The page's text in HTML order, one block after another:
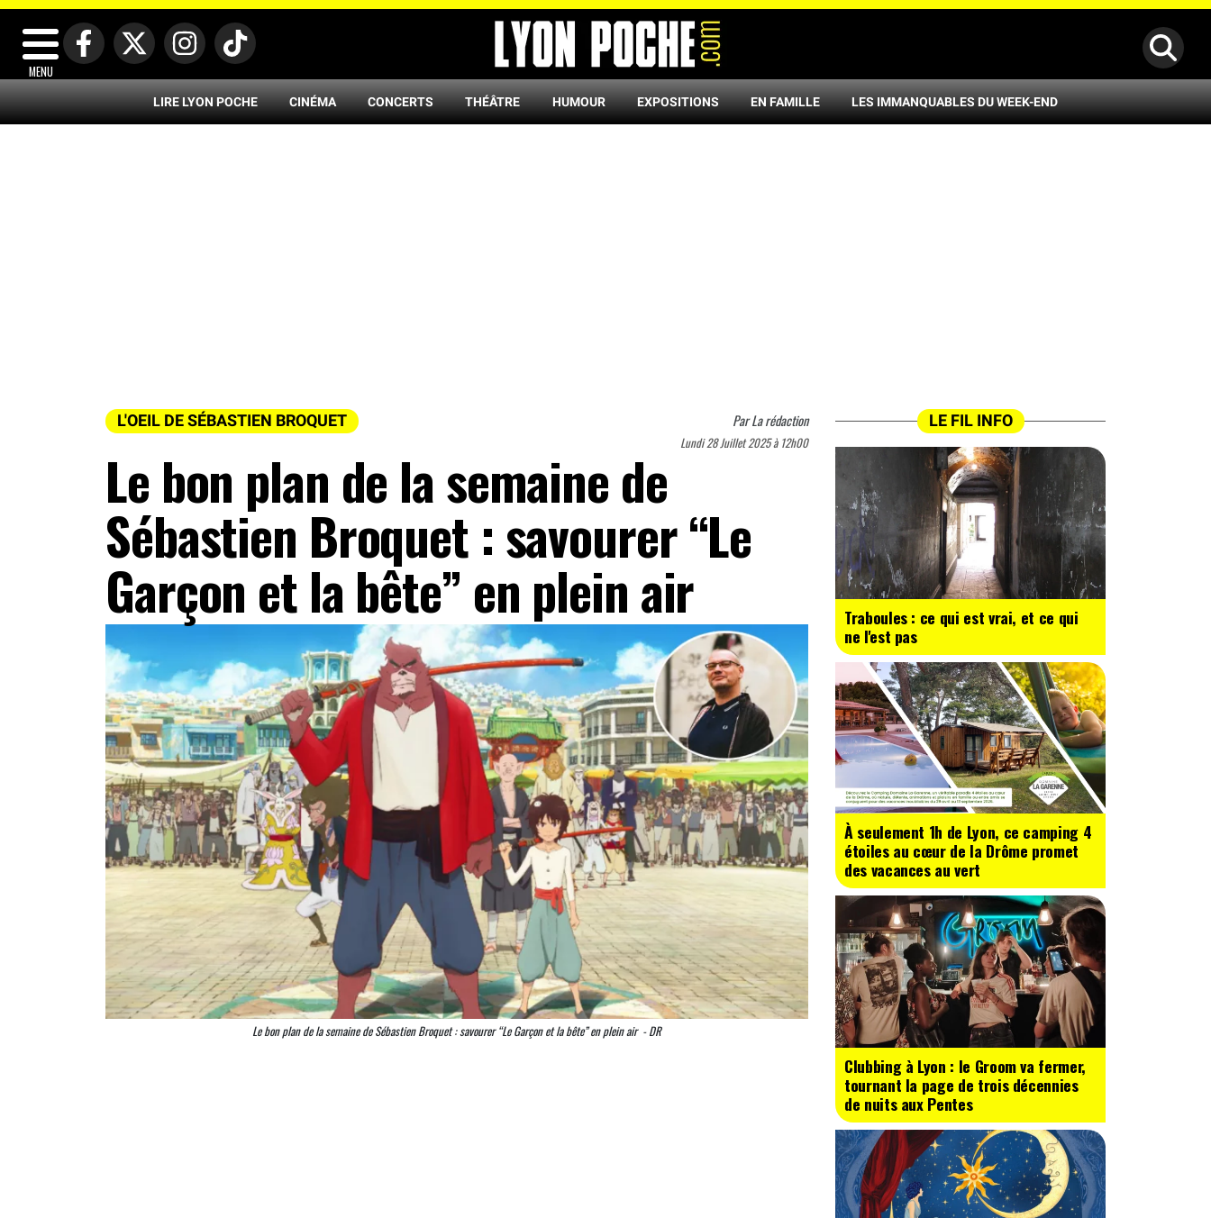
MENU
LIRE LYON POCHE CINÉMA CONCERTS THÉÂTRE HUMOUR EXPOSITIONS EN FAMILLE LES IMMANQUABLES DU WEEK-END
L'OEIL DE SÉBASTIEN BROQUET ParLa rédaction
Lundi 28 Juillet 2025 à 12h00
Le bon plan de la semaine de
Sébastien Broquet : savourer “Le
Garçon et la bête” en plein air
Le bon plan de la semaine de Sébastien Broquet : savourer “Le Garçon et la bête” en plein air - DR
LE FIL INFO
Traboules : ce qui est vrai, et ce qui
ne l'est pas
À seulement 1h de Lyon, ce camping 4
étoiles au cœur de la Drôme promet
des vacances au vert
Clubbing à Lyon : le Groom va fermer,
tournant la page de trois décennies
de nuits aux Pentes